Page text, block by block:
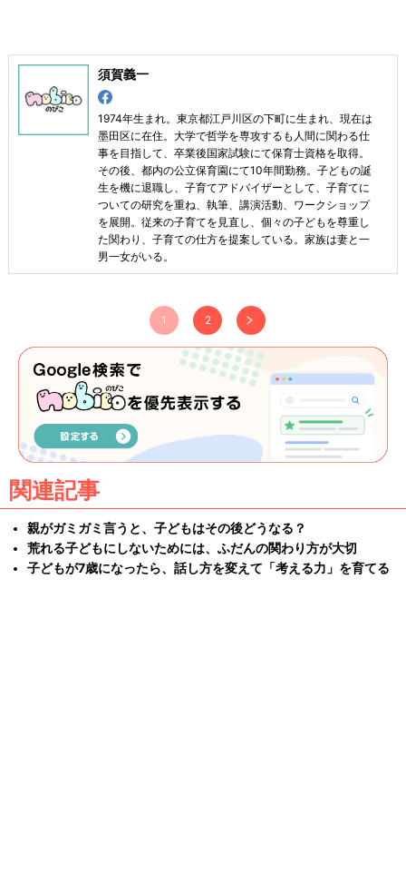
須賀義一
1974年生まれ。東京都江戸川区の下町に生まれ、現在は
墨田区に在住。大学で哲学を専攻するも人間に関わる仕
事を目指して、卒業後国家試験にて保育士資格を取得。
その後、都内の公立保育園にて10年間勤務。子どもの誕
生を機に退職し、子育てアドバイザーとして、子育てに
ついての研究を重ね、執筆、講演活動、ワークショップ
を展開。従来の子育てを見直し、個々の子どもを尊重し
た関わり、子育ての仕方を提案している。家族は妻と一
男一女がいる。
1 2
関連記事
親がガミガミ言うと、子どもはその後どうなる？
荒れる子どもにしないためには、ふだんの関わり方が大切
子どもが7歳になったら、話し方を変えて「考える力」を育てる